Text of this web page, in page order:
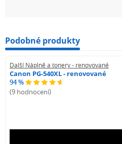
Podobné produkty
Další Náplně a tonery - renovované
Canon PG-540XL - renovované
94 %
(9 hodnocení)